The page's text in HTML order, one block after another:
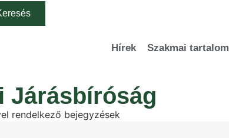
Hírek Szakmai tartalom
Járásbíróság
rendelkező bejegyzések